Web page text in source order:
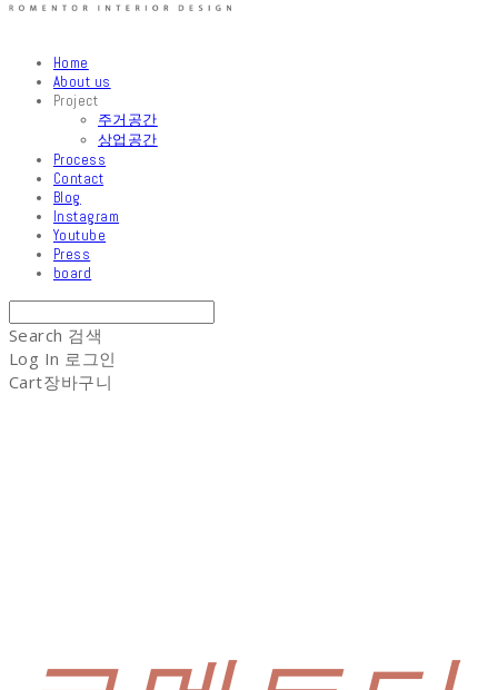
Home
About us
Project
주거공간
상업공간
Process
Contact
Blog
Instagram
Youtube
Press
board
Search 검색
Log In 로그인
Cart장바구니